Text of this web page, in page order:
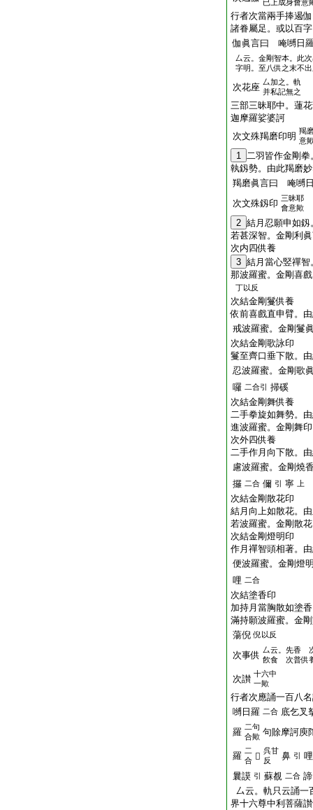
已上成身會意
行者次當兩手捧遏
諸眷屬足。或以百
伽眞言曰 唵嚩日
厶云。金剛智本。此
字明。至八供之末不
次花座 厶加之。軌
并私記無之
三部三昧耶中。蓮
迦摩羅娑婆訶
次文殊羯磨印明 羯
意
1 二羽皆作金剛
執釼勢。由此羯磨
羯磨眞言曰 唵嚩
次文殊釼印 三昧耶
會意歟
2 結月忍願申如
若甚深智。金剛利
次内四供養
3 結月當心竪禪
那波羅蜜。金剛喜
丁以反
次結金剛鬘供養
依前喜戲直申臂。
戒波羅蜜。金剛鬘
次結金剛歌詠印
鬘至齊口垂下散。
忍波羅蜜。金剛歌
囉 二合引 掃磎
次結金剛舞供養
二手拳旋如舞勢。
進波羅蜜。金剛舞
次外四供養
二手作月向下散。
慮波羅蜜。金剛燒
攞 二合 儞 引 寧 上
次結金剛散花印
結月向上如散花。
若波羅蜜。金剛散
次結金剛燈明印
作月禪智頭相著。
便波羅蜜。金剛燈
哩 二合
次結塗香印
加持月當胸散如塗
滿持願波羅蜜。金
蕩倪 倪以反
次事供 厶云。先香
飮食 次普供
次讃 十六中
一歟
行者次應誦一百八
嚩日羅 二合 底乞叉
羅 二句
合歟 句賖摩訶庾
羅 二
合 𢥴
呉甘
反
鼻 引
曩謨 引 蘇覩 二合 諦
厶云。軌只云誦一
界十六尊中利菩薩